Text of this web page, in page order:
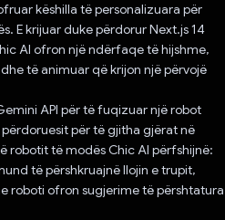
këshilla të personalizuara për
E krijuar duke përdorur Next.js 14
AI ofron një ndërfaqe të hijshme,
të animuar që krijon një përvojë
API për të fuqizuar një robot
për të gjitha gjërat në
robotit të modës Chic AI përfshijnë:
të përshkruajnë llojin e trupit,
roboti ofron sugjerime të përshtatura